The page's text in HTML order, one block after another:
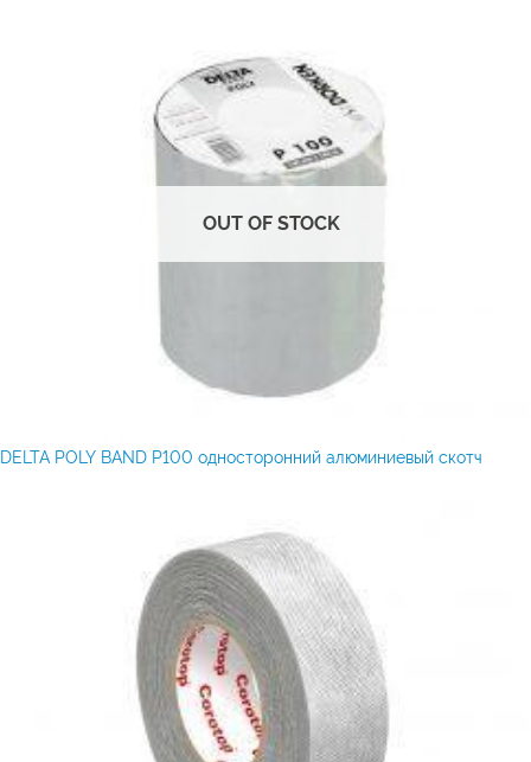
OUT OF STOCK
DELTA POLY BAND P100 односторонний алюминиевый скотч